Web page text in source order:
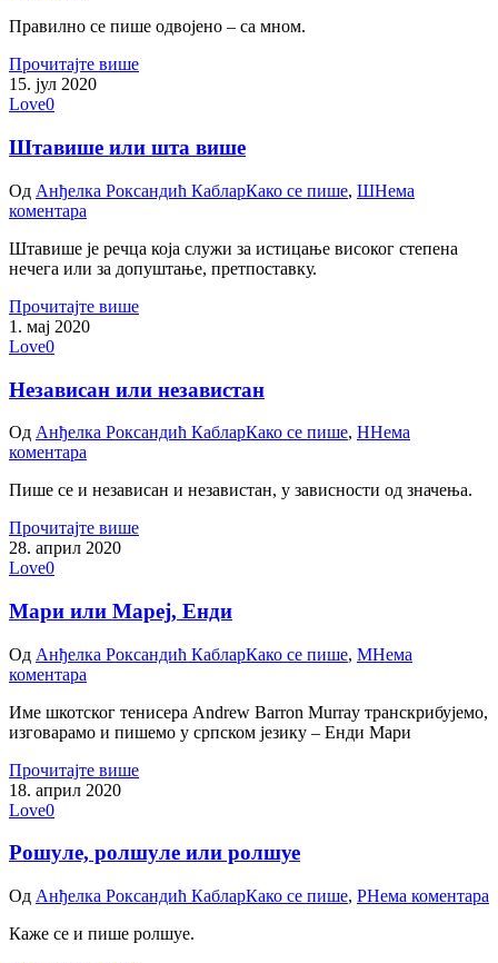
Правилно се пише одвојено – са мном.
Прочитајте више
15. јул 2020
Love0
Штавише или шта више
Од Анђелка Роксандић КабларКако се пише, ШНема
коментара
Штавише је речца која служи за истицање високог степена
нечега или за допуштање, претпоставку.
Прочитајте више
1. мај 2020
Love0
Независан или независтан
Од Анђелка Роксандић КабларКако се пише, ННема
коментара
Пише се и независан и независтан, у зависности од значења.
Прочитајте више
28. април 2020
Love0
Мари или Мареј, Енди
Од Анђелка Роксандић КабларКако се пише, МНема
коментара
Име шкотског тенисера Andrew Barron Murray транскрибујемо,
изговарамо и пишемо у српском језику – Енди Мари
Прочитајте више
18. април 2020
Love0
Рошуле, ролшуле или ролшуе
Од Анђелка Роксандић КабларКако се пише, РНема коментара
Каже се и пише ролшуе.